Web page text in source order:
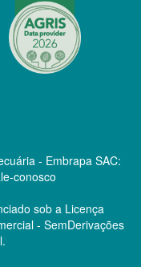
- Embrapa SAC:
conosco
sob a Licença
- SemDerivações